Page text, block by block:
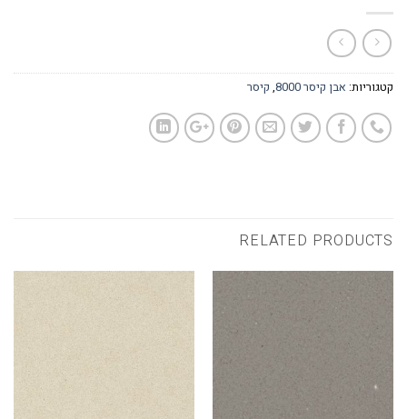
קטגוריות: אבן קיסר 8000 , קיסר
RELATED PRODUCTS